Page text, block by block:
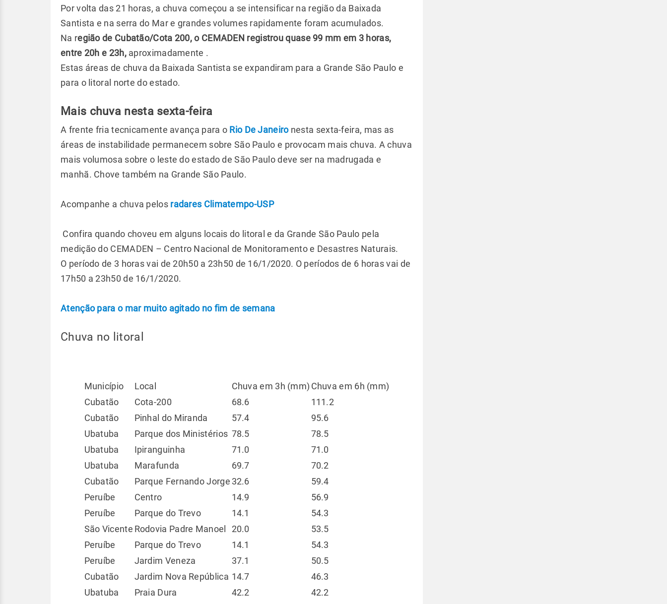
Por volta das 21 horas, a chuva começou a se intensificar na região da Baixada
Santista e na serra do Mar e grandes volumes rapidamente foram acumulados.
Na região de Cubatão/Cota 200, o CEMADEN registrou quase 99 mm em 3 horas,
entre 20h e 23h,aproximadamente .
Estas áreas de chuva da Baixada Santista se expandiram para a Grande São Paulo e
para o litoral norte do estado.
Mais chuva nesta sexta-feira
A frente fria tecnicamente avança para o Rio De Janeironesta sexta-feira, mas as
áreas de instabilidade permanecem sobre São Paulo e provocam mais chuva. A chuva
mais volumosa sobre o leste do estado de São Paulo deve ser na madrugada e
manhã. Chove também na Grande São Paulo.
Acompanhe a chuva pelosradares Climatempo-USP
Confira quando choveu em alguns locais do litoral e da Grande São Paulo pela
medição do CEMADEN – Centro Nacional de Monitoramento e Desastres Naturais.
O período de 3 horas vai de 20h50 a 23h50 de 16/1/2020. O períodos de 6 horas vai de
17h50 a 23h50 de 16/1/2020.
Atenção para o mar muito agitado no fim de semana
Chuva no litoral
Município Local Chuva em 3h (mm) Chuva em 6h (mm)
Cubatão
Cota-200 68.6
111.2
Cubatão
Pinhal do Miranda 57.4
95.6
Ubatuba
Parque dos Ministérios 78.5
78.5
Ubatuba
Ipiranguinha 71.0
71.0
Ubatuba
Marafunda 69.7
70.2
Cubatão
Parque Fernando Jorge 32.6
59.4
Peruíbe
Centro 14.9
56.9
Peruíbe
Parque do Trevo 14.1
54.3
São Vicente Rodovia Padre Manoel 20.0
53.5
Peruíbe
Parque do Trevo 14.1
54.3
Peruíbe
Jardim Veneza 37.1
50.5
Cubatão
Jardim Nova República 14.7
46.3
Ubatuba
Praia Dura 42.2
42.2